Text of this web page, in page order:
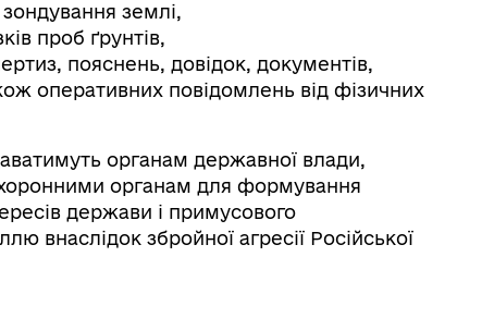
землі,
проб ґрунтів,
пояснень, довідок, документів,
оперативних повідомлень від фізичних
органам державної влади,
органам для формування
держави і примусового
внаслідок збройної агресії Російської